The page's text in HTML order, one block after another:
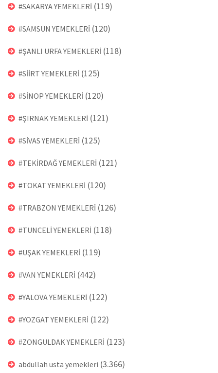
#SAKARYA YEMEKLERİ (119)
#SAMSUN YEMEKLERİ (120)
#ŞANLI URFA YEMEKLERİ (118)
#SİİRT YEMEKLERİ (125)
#SİNOP YEMEKLERİ (120)
#ŞIRNAK YEMEKLERİ (121)
#SİVAS YEMEKLERİ (125)
#TEKİRDAĞ YEMEKLERİ (121)
#TOKAT YEMEKLERİ (120)
#TRABZON YEMEKLERİ (126)
#TUNCELİ YEMEKLERİ (118)
#UŞAK YEMEKLERİ (119)
#VAN YEMEKLERİ (442)
#YALOVA YEMEKLERİ (122)
#YOZGAT YEMEKLERİ (122)
#ZONGULDAK YEMEKLERİ (123)
abdullah usta yemekleri (3.366)